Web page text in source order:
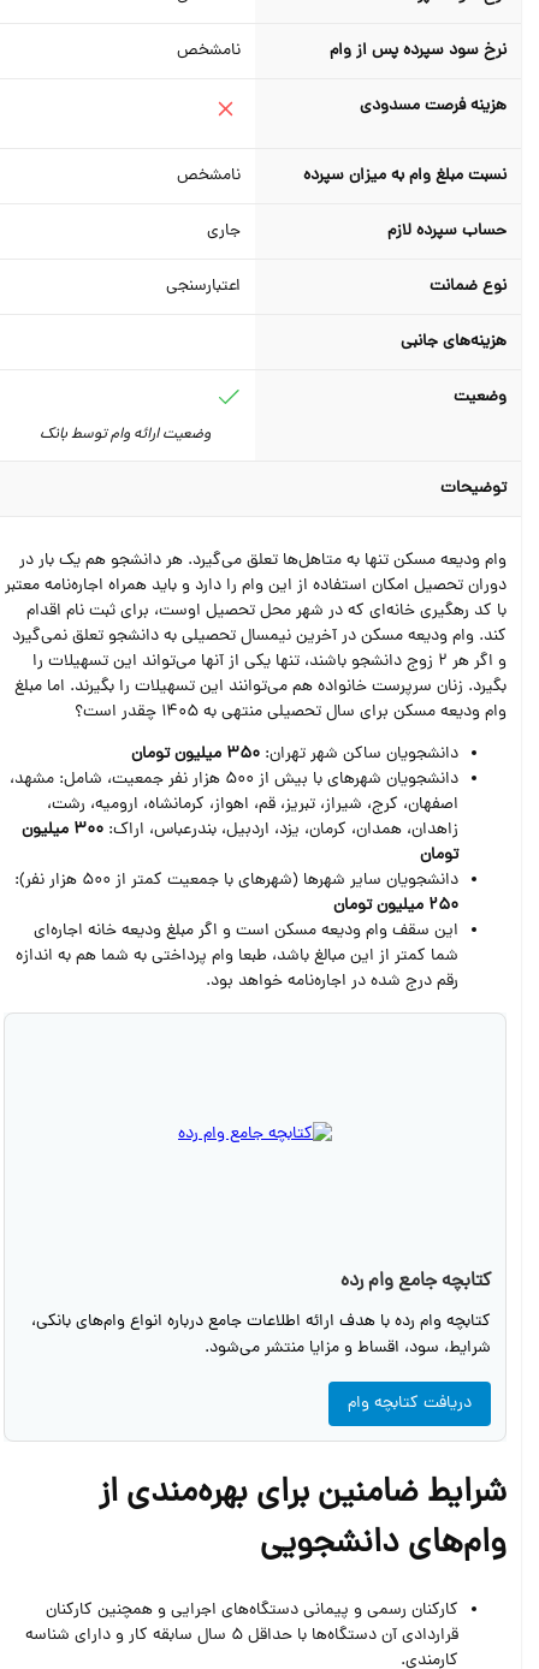
نرخ سود سپرده پس از وام نامشخص
هزینه فرصت مسدودی
نسبت مبلغ وام به میزان سپرده نامشخص
حساب سپرده لازم جاری
نوع ضمانت اعتبارسنجی
هزینه‌های جانبی
وضعیت
وضعیت ارائه وام توسط بانک
توضیحات
وام ودیعه مسکن تنها به متاهل‌ها تعلق می‌گیرد. هر دانشجو هم یک بار در
دوران تحصیل امکان استفاده از این وام را دارد و باید همراه اجاره‌نامه معتبر
با کد رهگیری خانه‌ای که در شهر محل تحصیل اوست، برای ثبت نام اقدام
کند. وام ودیعه مسکن در آخرین نیمسال تحصیلی به دانشجو تعلق نمی‌گیرد
و اگر هر 2 زوج دانشجو باشند، تنها یکی از آنها می‌تواند این تسهیلات را
بگیرد. زنان سرپرست خانواده هم می‌توانند این تسهیلات را بگیرند. اما مبلغ
وام ودیعه مسکن برای سال تحصیلی منتهی به 1405 چقدر است؟
دانشجویان ساکن شهر تهران:350 میلیون تومان
دانشجویان شهرهای با بیش از 500 هزار نفر جمعیت، شامل: مشهد،
اصفهان، کرج، شیراز، تبریز، قم، اهواز، کرمانشاه، ارومیه، رشت،
زاهدان، همدان، کرمان، یزد، اردبیل، بندرعباس، اراک:
300 میلیون
تومان
دانشجویان سایر شهرها (شهرهای با جمعیت کمتر از 500 هزار نفر):
250 میلیون تومان
این سقف وام ودیعه مسکن است و اگر مبلغ ودیعه خانه‌ اجاره‌ای
شما کمتر از این مبالغ باشد، طبعا وام پرداختی به شما هم به اندازه
رقم درج شده در اجاره‌نامه خواهد بود.
کتابچه جامع وام رده
کتابچه وام رده با هدف ارائه اطلاعات جامع درباره انواع وام‌های بانکی،
شرایط، سود، اقساط و مزایا منتشر می‌شود.
دریافت کتابچه وام
شرایط ضامنین برای بهره‌مندی از
وام‌های دانشجویی
کارکنان رسمی و پیمانی دستگاه‌های اجرایی و همچنین کارکنان
قراردادی آن دستگاه‌ها با حداقل 5 سال سابقه کار و دارای شناسه
کارمندی.